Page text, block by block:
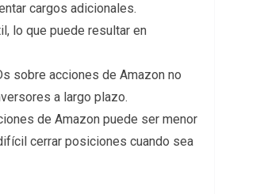
cargos adicionales.
lo que puede resultar en
sobre acciones de Amazon no
a largo plazo.
de Amazon puede ser menor
cerrar posiciones cuando sea